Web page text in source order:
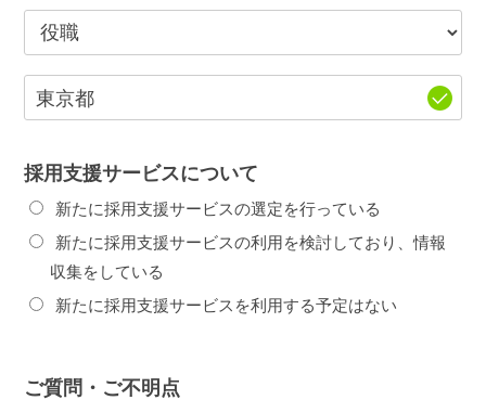
採用支援サービスについて
新たに採用支援サービスの選定を行っている
新たに採用支援サービスの利用を検討しており、情報
収集をしている
新たに採用支援サービスを利用する予定はない
ご質問・ご不明点